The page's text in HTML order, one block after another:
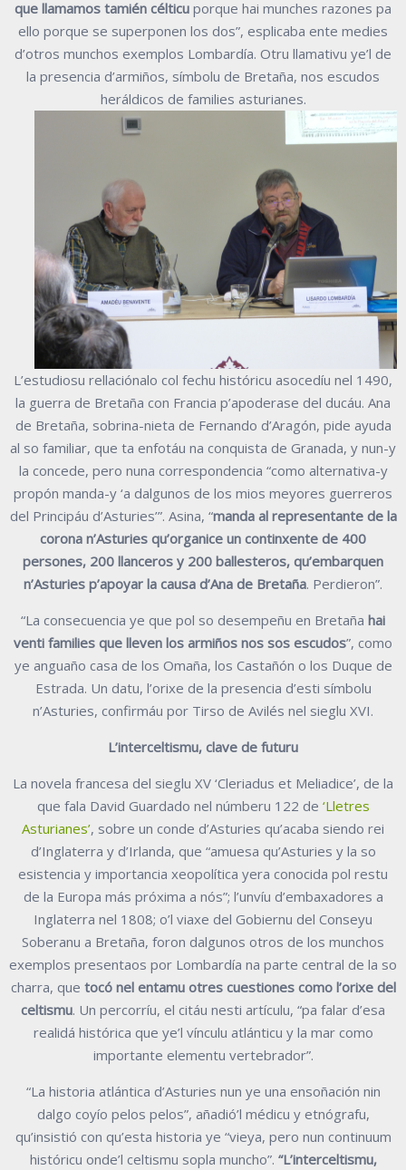
que llamamos tamién célticu porque hai munches razones pa
ello porque se superponen los dos”, esplicaba ente medies
d’otros munchos exemplos Lombardía. Otru llamativu ye’l de
la presencia d’armiños, símbolu de Bretaña, nos escudos
heráldicos de families asturianes.
L’estudiosu rellaciónalo col fechu históricu asocedíu nel 1490,
la guerra de Bretaña con Francia p’apoderase del ducáu. Ana
de Bretaña, sobrina-nieta de Fernando d’Aragón, pide ayuda
al so familiar, que ta enfotáu na conquista de Granada, y nun-y
la concede, pero nuna correspondencia “como alternativa-y
propón manda-y ‘a dalgunos de los mios meyores guerreros
del Principáu d’Asturies’”. Asina, “manda al representante de la
corona n’Asturies qu’organice un continxente de 400
persones, 200 llanceros y 200 ballesteros, qu’embarquen
n’Asturies p’apoyar la causa d’Ana de Bretaña. Perdieron”.
“La consecuencia ye que pol so desempeñu en Bretaña hai
venti families que lleven los armiños nos sos escudos”, como
ye anguaño casa de los Omaña, los Castañón o los Duque de
Estrada. Un datu, l’orixe de la presencia d’esti símbolu
n’Asturies, confirmáu por Tirso de Avilés nel sieglu XVI.
L’interceltismu, clave de futuru
La novela francesa del sieglu XV ‘Cleriadus et Meliadice’, de la
que fala David Guardado nel númberu 122 de ‘Lletres
Asturianes’, sobre un conde d’Asturies qu’acaba siendo rei
d’Inglaterra y d’Irlanda, que “amuesa qu’Asturies y la so
esistencia y importancia xeopolítica yera conocida pol restu
de la Europa más próxima a nós”; l’unvíu d’embaxadores a
Inglaterra nel 1808; o’l viaxe del Gobiernu del Conseyu
Soberanu a Bretaña, foron dalgunos otros de los munchos
exemplos presentaos por Lombardía na parte central de la so
charra, que tocó nel entamu otres cuestiones como l’orixe del
celtismu. Un percorríu, el citáu nesti artículu, “pa falar d’esa
realidá histórica que ye’l vínculu atlánticu y la mar como
importante elementu vertebrador”.
“La historia atlántica d’Asturies nun ye una ensoñación nin
dalgo coyío pelos pelos”, añadió’l médicu y etnógrafu,
qu’insistió con qu’esta historia ye “vieya, pero nun continuum
históricu onde’l celtismu sopla muncho”. “L’interceltismu,